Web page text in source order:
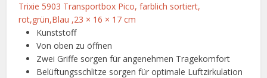
Trixie 5903 Transportbox Pico, farblich sortiert,
rot,grün,Blau ,23 × 16 × 17 cm
Kunststoff
Von oben zu öffnen
Zwei Griffe sorgen für angenehmen Tragekomfort
Belüftungsschlitze sorgen für optimale Luftzirkulation